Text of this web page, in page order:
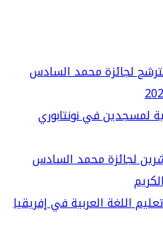
محمد السادس
في نونتابوري
محمد السادس
العربية في إفريقيا